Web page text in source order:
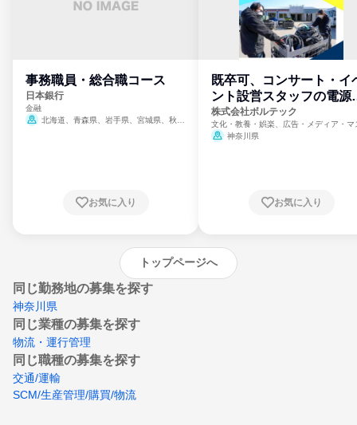
事務職員・総合職コース
日本銀行
金融
北海道、青森県、岩手県、宮城県、秋田
崎県、熊本県、大分県、宮崎県、鹿児島県、
お気に入り
既卒可、コンサート・イ
ント設営スタッフの電源
門
株式会社ボルテック
文化・教養・娯楽、広告・メディア・マ
ミ、電力・ガス・水道・エネルギー
神奈川県
お気に入り
トップページへ
同じ勤務地の募集を探す
神奈川県
同じ業種の募集を探す
物流・運行管理
同じ職種の募集を探す
交通/運輸
SCM/生産管理/購買/物流